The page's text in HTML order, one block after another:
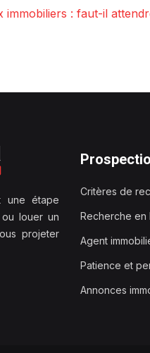
immobiliers : faut-il
une étape
louer un
projeter
Critères de
Recherche en
Agent
Patience et
Annonces